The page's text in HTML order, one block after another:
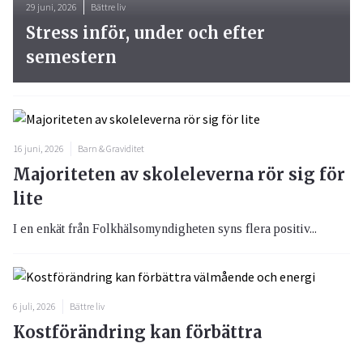
16 juni, 2026 Barn & Graviditet
Majoriteten av skoleleverna rör sig för
lite
I en enkät från Folkhälsomyndigheten syns flera positiv...
6 juli, 2026 Bättre liv
Kostförändring kan förbättra
29 juni, 2026 Bättre liv
Stress inför, under och efter
semestern